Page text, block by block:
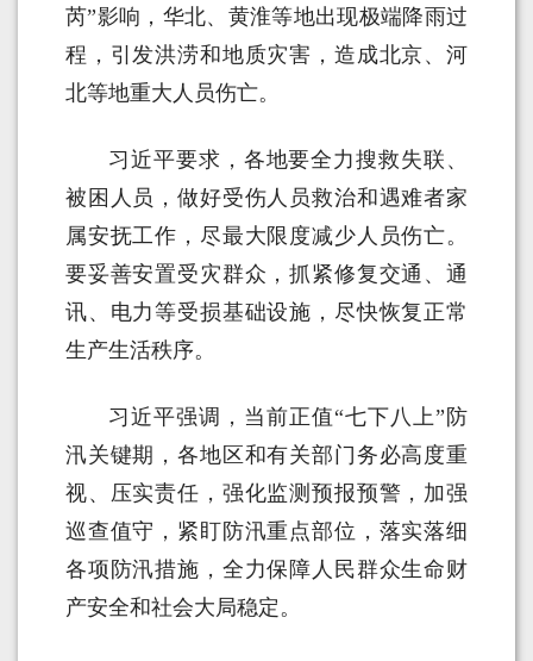
芮”影响，华北、黄淮等地出现极端降雨过
程，引发洪涝和地质灾害，造成北京、河
北等地重大人员伤亡。
习近平要求，各地要全力搜救失联、
被困人员，做好受伤人员救治和遇难者家
属安抚工作，尽最大限度减少人员伤亡。
要妥善安置受灾群众，抓紧修复交通、通
讯、电力等受损基础设施，尽快恢复正常
生产生活秩序。
习近平强调，当前正值“七下八上”防
汛关键期，各地区和有关部门务必高度重
视、压实责任，强化监测预报预警，加强
巡查值守，紧盯防汛重点部位，落实落细
各项防汛措施，全力保障人民群众生命财
产安全和社会大局稳定。